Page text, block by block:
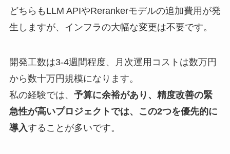
どちらもLLM APIやRerankerモデルの追加費用が発
生しますが、インフラの大幅な変更は不要です。
開発工数は3-4週間程度、月次運用コストは数万円
から数十万円規模になります。
私の経験では、 予算に余裕があり、精度改善の緊
急性が高いプロジェクトでは、この2つを優先的に
導入することが多いです。